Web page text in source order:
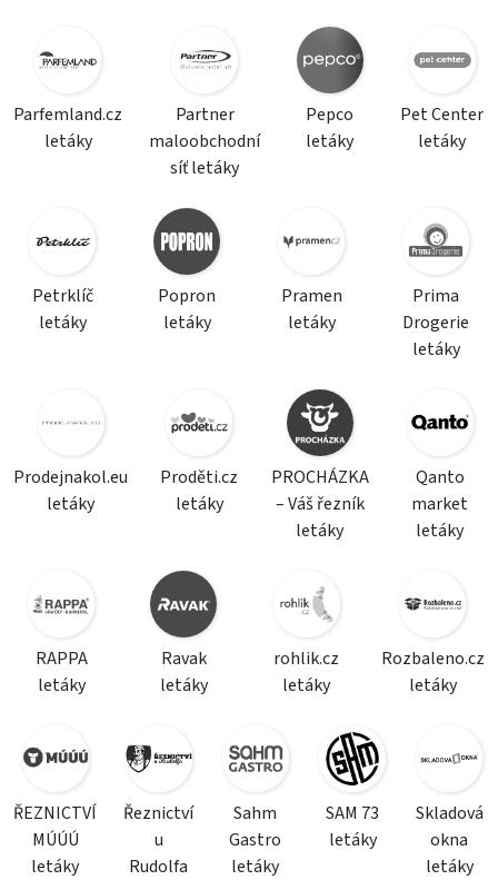
Parfemland.cz
letáky
Partner
maloobchodní
síť letáky
Pepco
letáky
Pet Center
letáky
Petrklíč
letáky
Popron
letáky
Pramen
letáky
Prima
Drogerie
letáky
Prodejnakol.eu
letáky
Proděti.cz
letáky
PROCHÁZKA
– Váš řezník
letáky
Qanto
market
letáky
RAPPA
letáky
Ravak
letáky
rohlik.cz
letáky
Rozbaleno.cz
letáky
ŘEZNICTVÍ
MÚÚÚ
letáky
Řeznictví
u
Rudolfa
Sahm
Gastro
letáky
SAM 73
letáky
Skladová
okna
letáky